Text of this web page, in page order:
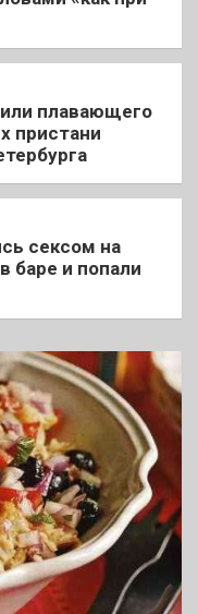
плавающего
пристани
сексом на
баре и попали